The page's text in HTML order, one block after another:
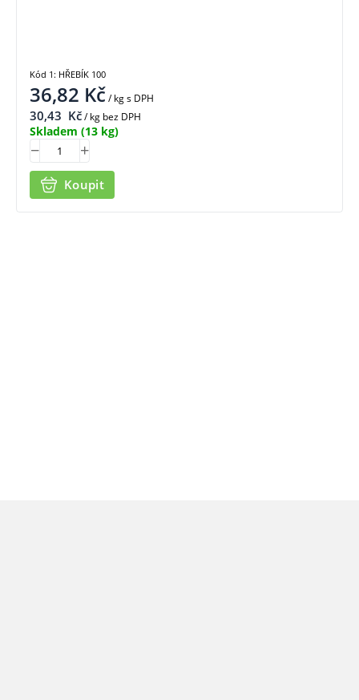
36,82 Kč/ kgs DPH
30,43 Kč/ kg bez DPH
Skladem (13 kg)
Koupit
Kód 1: HŘEBÍK 100